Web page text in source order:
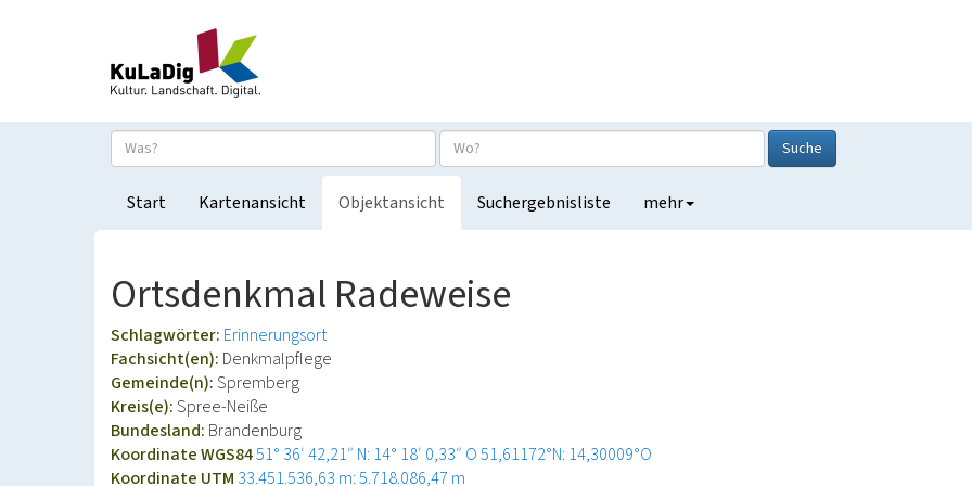
Suche
Start Kartenansicht Objektansicht Suchergebnisliste mehr
Ortsdenkmal Radeweise
Schlagwörter: Erinnerungsort
Fachsicht(en): Denkmalpflege
Gemeinde(n):Spremberg
Kreis(e):Spree-Neiße
Bundesland: Brandenburg
Koordinate WGS8451° 36′ 42,21″ N: 14° 18′ 0,33″ O51,61172°N: 14,30009°O
Koordinate UTM 33.451.536,63 m: 5.718.086,47 m